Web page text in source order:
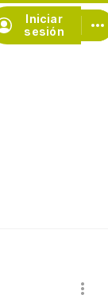
Iniciar
sesión